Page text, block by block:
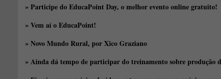
» Participe do EducaPoint Day, o melhor evento online gratuito!
» Vem aí o EducaPoint!
» Novo Mundo Rural, por Xico Graziano
» Ainda dá tempo de participar do treinamento sobre produção